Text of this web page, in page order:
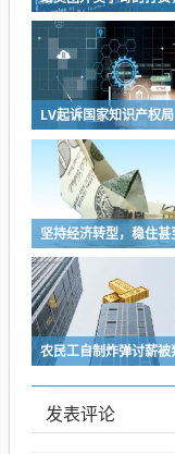
LV起诉国家知识产权局
发表评论